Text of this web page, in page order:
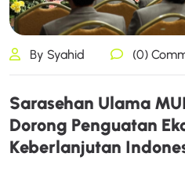
By Syahid (0)
Sarasehan Ulama MUI
Dorong Penguatan Ek
Keberlanjutan Indone